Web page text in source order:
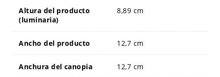
Altura del producto
(luminaria)
8,89 cm
Ancho del producto 12,7 cm
Anchura del canopia 12,7 cm